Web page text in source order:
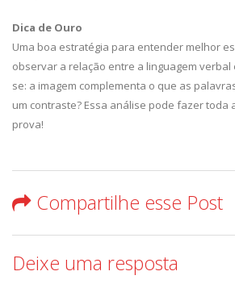
Dica de Ouro
Uma boa estratégia para entender melhor
observar a relação entre a linguagem verbal
se: a imagem complementa o que as
um contraste? Essa análise pode fazer toda
prova!
Compartilhe esse Post
Deixe uma resposta